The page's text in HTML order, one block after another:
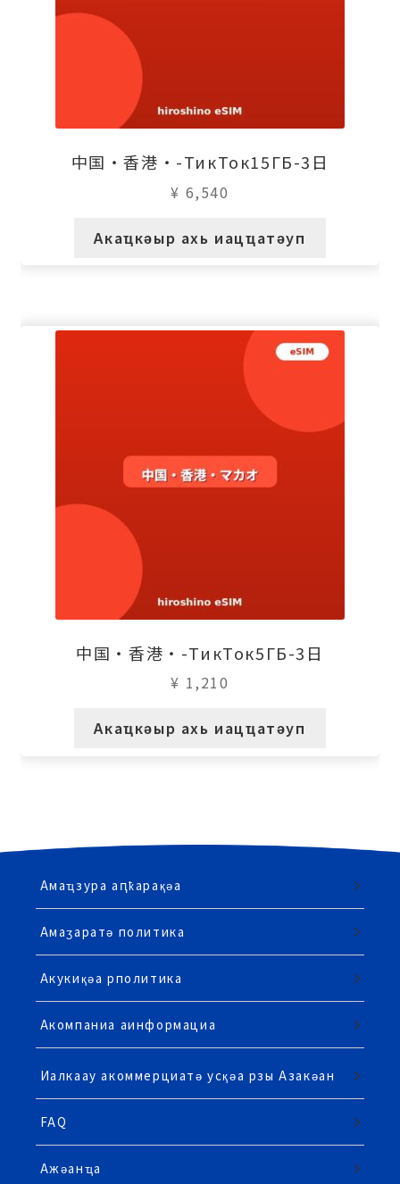
中国・香港・-ТикТок15ГБ-3日
¥ 6,540
Акаҵкәыр ахь иацҵатәуп
中国・香港・-ТикТок5ГБ-3日
¥ 1,210
Акаҵкәыр ахь иацҵатәуп
Амаҵзура аԥҟарақәа
Амаӡаратә политика
Акукиқәа рполитика
Акомпаниа аинформациа
Иалкаау акоммерциатә усқәа рзы Азакәан
FAQ
Ажәанҵа